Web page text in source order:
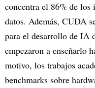
concentra el 86% de los
datos. Además, CUDA
para el desarrollo de IA
empezaron a enseñarlo
motivo, los trabajos
benchmarks sobre